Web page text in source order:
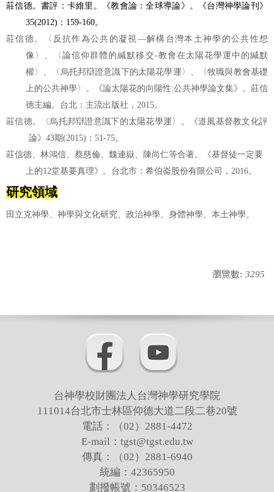
莊信德。書評：卡維里。《教會論：全球導論》。《台灣神學論刊》
35(2012) ： 159-160。
莊信德。〈反抗作為公共的凝視 —解構台灣本土神學的公共性想
像〉
〈論信仰群體的緘默移交-教會在太陽花學運中的緘默
權〉、〈烏托邦辯證意識下的太陽花學運〉、〈牧職與教會基礎
上的公共神學〉
。 《論太陽花的向陽性:公共神學論文集》。莊信
德主編。台北：主流出版社， 2015。
莊信德。〈烏托邦辯證意識下的太陽花學運〉。《道風基督教文化評
論》 43期(2015) ： 51-75。
莊信德、林鴻信、蔡慈倫、魏連嶽、陳尚仁等合著。《基督徒一定要
上的12堂基要真理》。台北市：希伯崙股份有限公司， 2016。
研究領域
田立克神學、神學與文化研究、政治神學、身體神學、本土神學。
瀏覽數: 3295
台神學校財團法人台灣神學研究學院
111014台北市士林區仰德大道二段二巷20號
電話：（02）2881-4472
E-mail：tgst@tgst.edu.tw
傳真：（02）2881-6940
統編：42365950
劃撥帳號：50346523